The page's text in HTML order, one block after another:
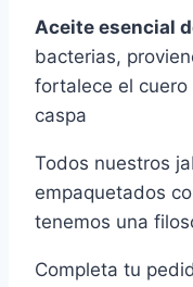
Aceite esencial
bacterias,
fortalece el
caspa
Todos nuestros
empaquetados
tenemos una
Completa tu